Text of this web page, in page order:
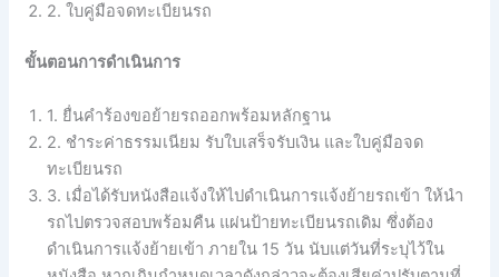
2. ใบคู่มือจดทะเบียนรถ
ขั้นตอนการดำเนินการ
1. ยื่นคำร้องขอย้ายรถออกพร้อมหลักฐาน
2. ชำระค่าธรรมเนียม รับใบเสร็จรับเงิน และใบคู่มือจด
ทะเบียนรถ
3. เมื่อได้รับหนังสือแจ้งให้ไปดำเนินการแจ้งย้ายรถเข้า ให้นำ
รถไปตรวจสอบพร้อมคืน แผ่นป้ายทะเบียนรถเดิม ซึ่งต้อง
ดำเนินการแจ้งย้ายเข้า ภายใน 15 วัน นับแต่วันที่ระบุไว้ใน